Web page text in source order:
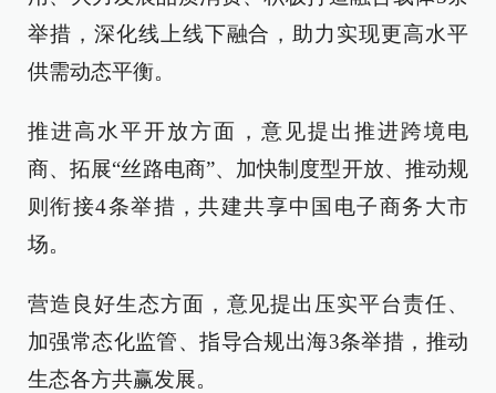
举措，深化线上线下融合，助力实现更高水平
供需动态平衡。
推进高水平开放方面，意见提出推进跨境电
商、拓展“丝路电商”、加快制度型开放、推动规
则衔接4条举措，共建共享中国电子商务大市
场。
营造良好生态方面，意见提出压实平台责任、
加强常态化监管、指导合规出海3条举措，推动
生态各方共赢发展。